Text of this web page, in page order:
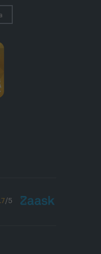
/5